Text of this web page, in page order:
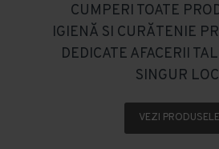
CUMPERI TOATE
IGIENĂ SI CURĂTENIE
DEDICATE AFACERII
SINGUR
VEZI PRODUSELE